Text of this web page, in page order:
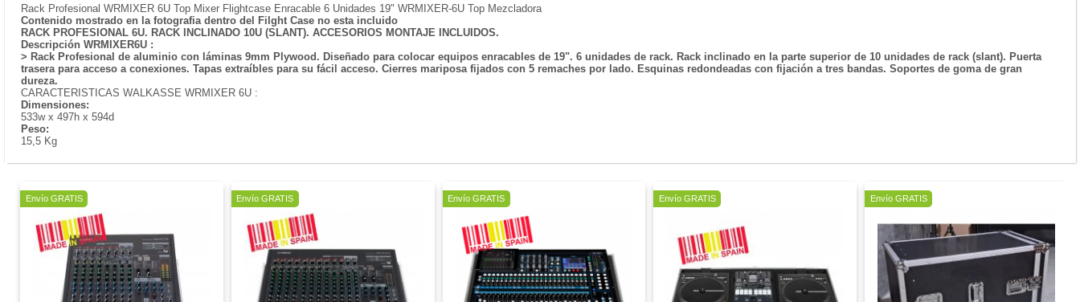
Rack Profesional WRMIXER 6U Top Mixer Flightcase Enracable 6 Unidades 19" WRMIXER-6U Top Mezcladora
Contenido mostrado en la fotografia dentro del Filght Case no esta incluido
RACK PROFESIONAL 6U. RACK INCLINADO 10U (SLANT). ACCESORIOS MONTAJE INCLUIDOS.
Descripción WRMIXER6U :
> Rack Profesional de aluminio con láminas 9mm Plywood. Diseñado para colocar equipos enracables de 19". 6 unidades de rack. Rack inclinado en la parte superior de 10 unidades de rack (slant). Puerta
trasera para acceso a conexiones. Tapas extraíbles para su fácil acceso. Cierres mariposa fijados con 5 remaches por lado. Esquinas redondeadas con fijación a tres bandas. Soportes de goma de gran
dureza.
CARACTERISTICAS WALKASSE WRMIXER 6U :
Dimensiones:
533w x 497h x 594d
Peso:
15,5 Kg
Envío GRATIS Envío GRATIS Envío GRATIS Envío GRATIS Nuevo
Envío GRATIS